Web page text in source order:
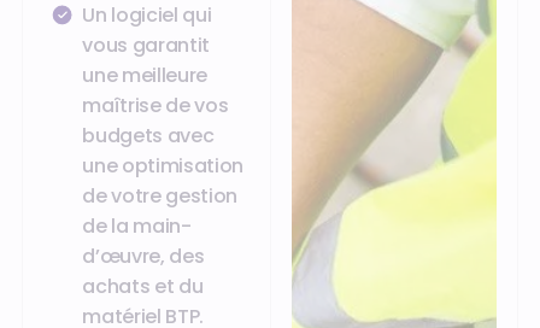
Un logiciel qui
vous garantit
une meilleure
maîtrise de vos
budgets avec
une optimisation
de votre gestion
de la main-
d’œuvre, des
achats et du
matériel BTP.